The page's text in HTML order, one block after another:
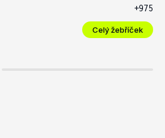
+975
Celý žebříček